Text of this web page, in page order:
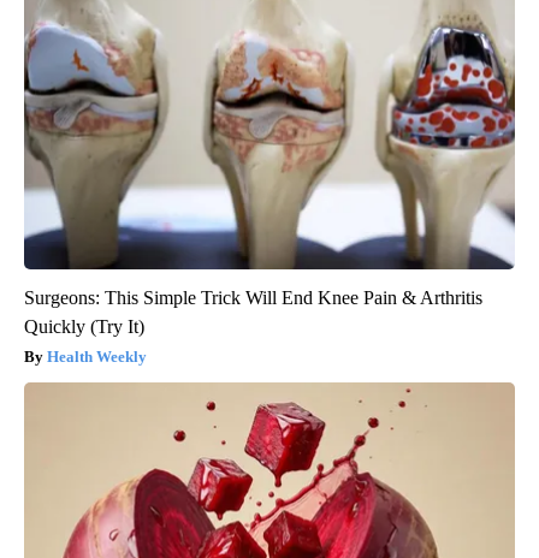
Surgeons: This Simple Trick Will End Knee Pain & Arthritis
Quickly (Try It)
Health Weekly